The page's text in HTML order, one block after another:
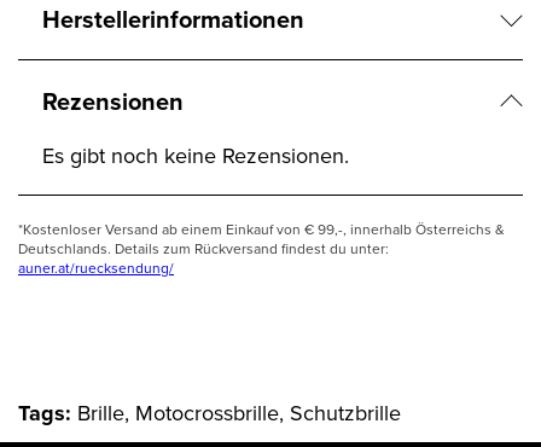
Herstellerinformationen
Rezensionen
Es gibt noch keine Rezensionen.
*Kostenloser Versand ab einem Einkauf von € 99,-, innerhalb Österreichs &
Deutschlands. Details zum Rückversand findest du unter:
auner.at/ruecksendung/
Tags: Brille, Motocrossbrille, Schutzbrille